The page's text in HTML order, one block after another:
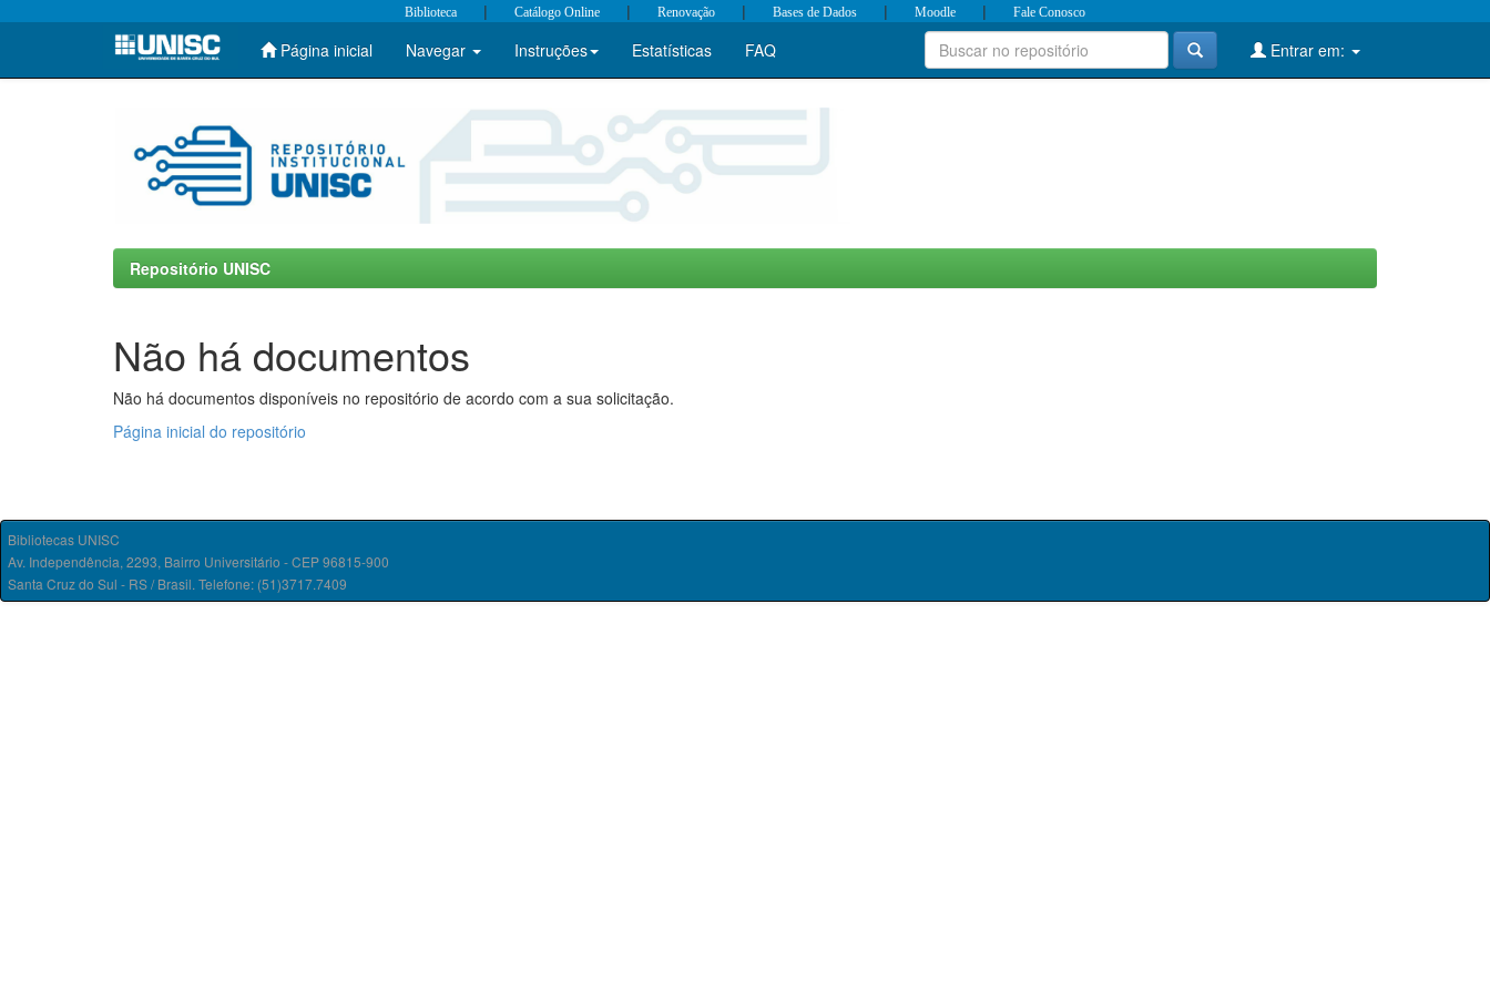
Skip
Biblioteca | Catálogo Online | Renovação | Bases de Dados | Moodle | Fale Conosco
Página inicial Navegar Instruções Estatísticas FAQ Entrar em:
Repositório UNISC
Não há documentos
Não há documentos disponíveis no repositório de acordo com a sua solicitação.
Página inicial do repositório
Bibliotecas UNISC
Av. Independência, 2293, Bairro Universitário - CEP 96815-900
Santa Cruz do Sul - RS / Brasil. Telefone: (51)3717.7409